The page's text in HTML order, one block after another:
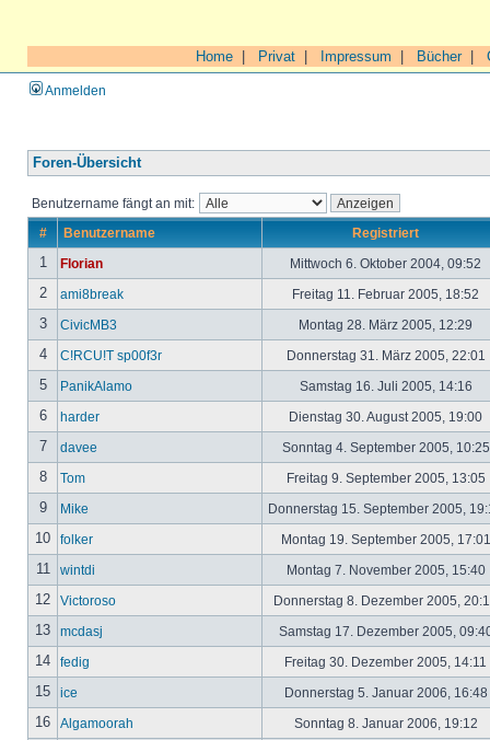
Home Privat Impressum Bücher|
Anmelden
Foren-Übersicht
Benutzername fängt an mit:
# Benutzername Registriert
1 Florian Mittwoch 6. Oktober 2004, 09:52
2 ami8break Freitag 11. Februar 2005, 18:52
3 CivicMB3 Montag 28. März 2005, 12:29
4 C!RCU!T sp00f3r Donnerstag 31. März 2005, 22:01
5 PanikAlamo Samstag 16. Juli 2005, 14:16
6 harder Dienstag 30. August 2005, 19:00
7 davee Sonntag 4. September 2005,
8 Tom Freitag 9. September 2005, 13:05
9 Mike Donnerstag 15. September 2005,
10 folker Montag 19. September 2005,
11 wintdi Montag 7. November 2005, 15:40
12 Victoroso Donnerstag 8. Dezember 2005,
13 mcdasj Samstag 17. Dezember 2005,
14 fedig Freitag 30. Dezember 2005, 14:11
15 ice Donnerstag 5. Januar 2006, 16:48
16 Algamoorah Sonntag 8. Januar 2006, 19:12